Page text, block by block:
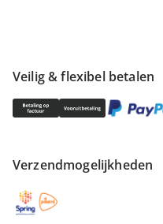
Veilig & flexibel betalen
Verzendmogelijkheden